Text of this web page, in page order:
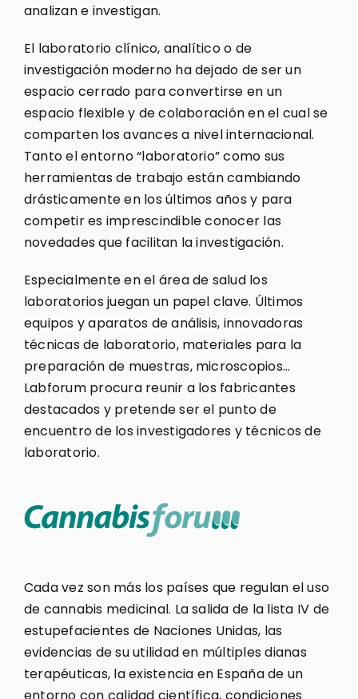
analizan e investigan.
El laboratorio clínico, analítico o de
investigación moderno ha dejado de ser un
espacio cerrado para convertirse en un
espacio flexible y de colaboración en el cual se
comparten los avances a nivel internacional.
Tanto el entorno “laboratorio” como sus
herramientas de trabajo están cambiando
drásticamente en los últimos años y para
competir es imprescindible conocer las
novedades que facilitan la investigación.
Especialmente en el área de salud los
laboratorios juegan un papel clave. Últimos
equipos y aparatos de análisis, innovadoras
técnicas de laboratorio, materiales para la
preparación de muestras, microscopios…
Labforum procura reunir a los fabricantes
destacados y pretende ser el punto de
encuentro de los investigadores y técnicos de
laboratorio.
Cada vez son más los países que regulan el uso
de cannabis medicinal. La salida de la lista IV de
estupefacientes de Naciones Unidas, las
evidencias de su utilidad en múltiples dianas
terapéuticas, la existencia en España de un